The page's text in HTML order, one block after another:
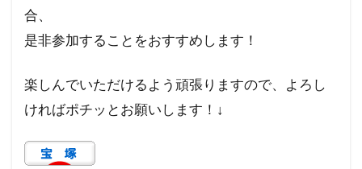
合、
是非参加することをおすすめします！
楽しんでいただけるよう頑張りますので、よろし
ければポチッとお願いします！↓